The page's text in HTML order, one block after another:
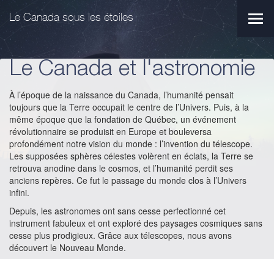
principal
contenu
principal
Le Canada sous les étoiles
Le Canada et l'astronomie
À l’époque de la naissance du Canada, l’humanité pensait
toujours que la Terre occupait le centre de l’Univers. Puis, à la
même époque que la fondation de Québec, un événement
révolutionnaire se produisit en Europe et bouleversa
profondément notre vision du monde : l’invention du télescope.
Les supposées sphères célestes volèrent en éclats, la Terre se
retrouva anodine dans le cosmos, et l’humanité perdit ses
anciens repères. Ce fut le passage du monde clos à l’Univers
infini.
Depuis, les astronomes ont sans cesse perfectionné cet
instrument fabuleux et ont exploré des paysages cosmiques sans
cesse plus prodigieux. Grâce aux télescopes, nous avons
découvert le Nouveau Monde.